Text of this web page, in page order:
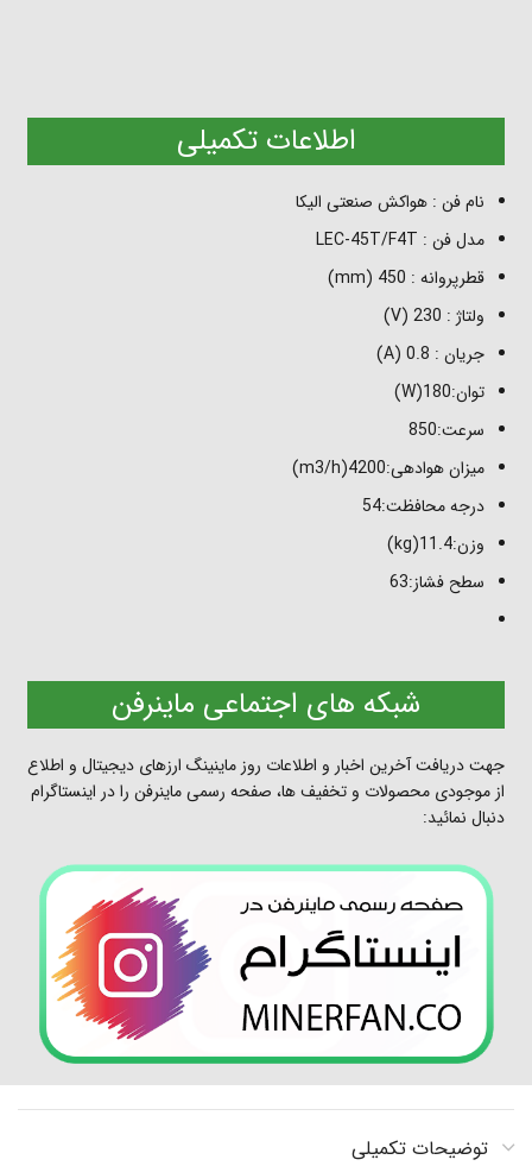
اطلاعات تکمیلی
نام فن : هواکش صنعتی الیکا
مدل فن : LEC-45T/F4T
قطرپروانه : 450 (mm)
ولتاژ : 230 (V)
جریان : 0.8 (A)
توان:180(W)
سرعت:850
میزان هوادهی:4200(m3/h)
درجه محافظت:54
وزن:11.4(kg)
سطح فشاز:63
شبکه های اجتماعی ماینرفن
جهت دریافت آخرین اخبار و اطلاعات روز ماینینگ ارزهای دیجیتال و اطلاع
از موجودی محصولات و تخفیف ها، صفحه رسمی ماینرفن را در اینستاگرام
دنبال نمائید:
توضیحات تکمیلی